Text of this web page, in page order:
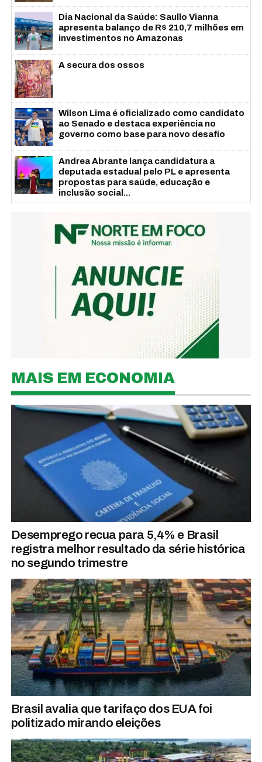
Dia Nacional da Saúde: Saullo Vianna
apresenta balanço de R$ 210,7 milhões em
investimentos no Amazonas
A secura dos ossos
Wilson Lima é oficializado como candidato
ao Senado e destaca experiência no
governo como base para novo desafio
Andrea Abrante lança candidatura a
deputada estadual pelo PL e apresenta
propostas para saúde, educação e
inclusão social...
MAIS EM ECONOMIA
Desemprego recua para 5,4% e Brasil
registra melhor resultado da série histórica
no segundo trimestre
Brasil avalia que tarifaço dos EUA foi
politizado mirando eleições